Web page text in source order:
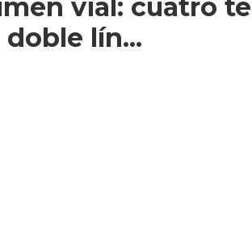
vial: cuatro
doble lín...